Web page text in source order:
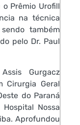
Prêmio Urofill
na técnica
também
pelo Dr. Paul
Gurgacz
Cirurgia Geral
do Paraná
Nossa
Aprofundou